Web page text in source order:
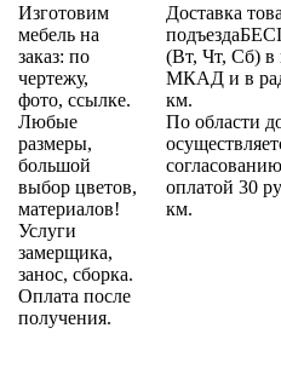
Изготовим
мебель на
заказ: по
чертежу,
фото, ссылке.
Любые
размеры,
большой
выбор цветов,
материалов!
Услуги
замерщика,
занос, сборка.
Оплата после
получения.
Доставка
(Вт, Чт, Сб) в
МКАД и в
км.
По области
оплатой 30
км.